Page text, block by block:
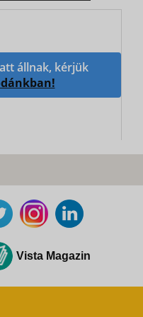
állnak, kérjük
Vista Magazin